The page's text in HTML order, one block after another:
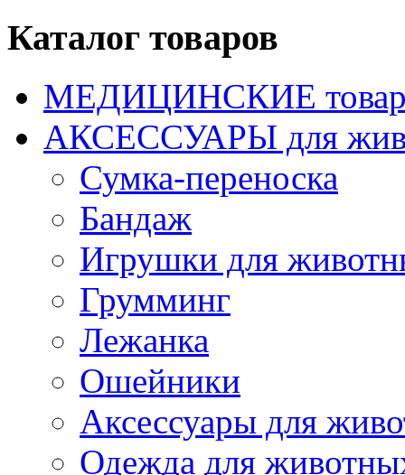
Каталог товаров
МЕДИЦИНСКИЕ
АКСЕССУАРЫ для
Сумка-переноска
Бандаж
Игрушки для
Грумминг
Лежанка
Ошейники
Аксессуары для
Одежда для